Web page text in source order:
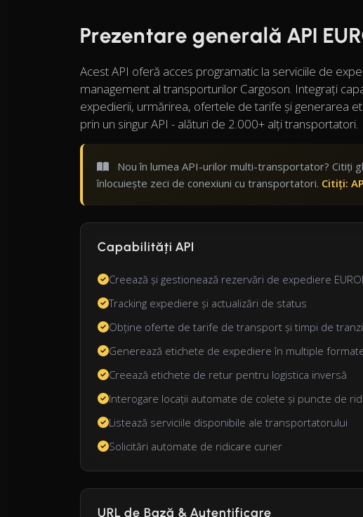
Prezentare generală API
Acest API oferă acces programatic la serviciile de
management al transporturilor Cargoson. Integrați
expedierii, urmărirea, ofertele de tarife și generarea
prin un singur API - alături de 2.000+ alți transportatori.
Nou în lumea API-urilor multi-transportator? Citiți
înlocuiește zeci de conexiuni cu transportatori. Citiți:
Capabilități API
Creează și gestionează rezervări de expediere
Tracking expediere și actualizări de status
Obține oferte de tarife de transport și timpi de
Generează etichete de expediere în multiple formate
Creează etichete de retur pentru logistica inversă
Interogare locații automate de colete și puncte de
Listează serviciile disponibile ale transportatorului
Solicitări automate de ridicare curier
URL de Bază & Autentificare